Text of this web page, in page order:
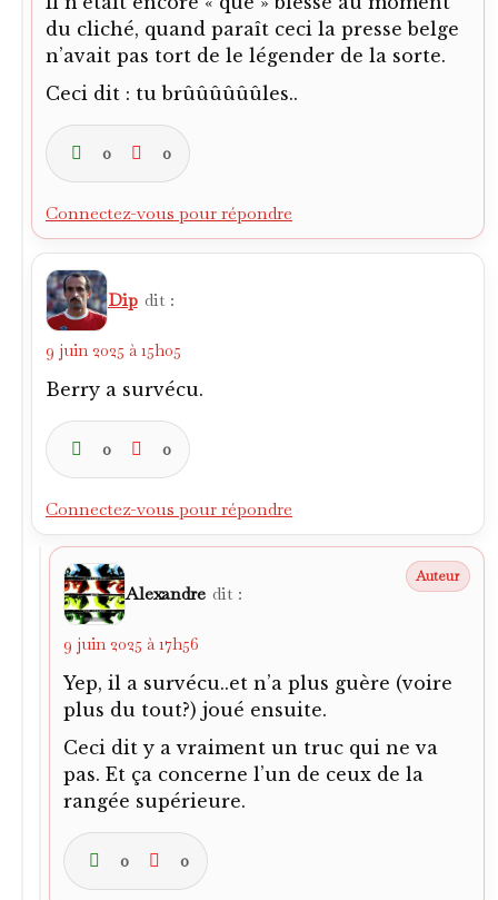
du cliché, quand paraît ceci la presse belge
n’avait pas tort de le légender de la sorte.
Ceci dit : tu brûûûûûûles..
0 0
Connectez-vous pour répondre
Dip dit :
9 juin 2025 à 15h05
Berry a survécu.
0 0
Connectez-vous pour répondre
Alexandre dit :
9 juin 2025 à 17h56
Yep, il a survécu..et n’a plus guère (voire
plus du tout?) joué ensuite.
Ceci dit y a vraiment un truc qui ne va
pas. Et ça concerne l’un de ceux de la
rangée supérieure.
0 0